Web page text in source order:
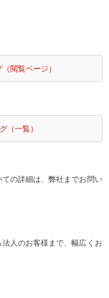
閲覧ページ）
（一覧）
の詳細は、弊社までお問い
人のお客様まで、幅広くお